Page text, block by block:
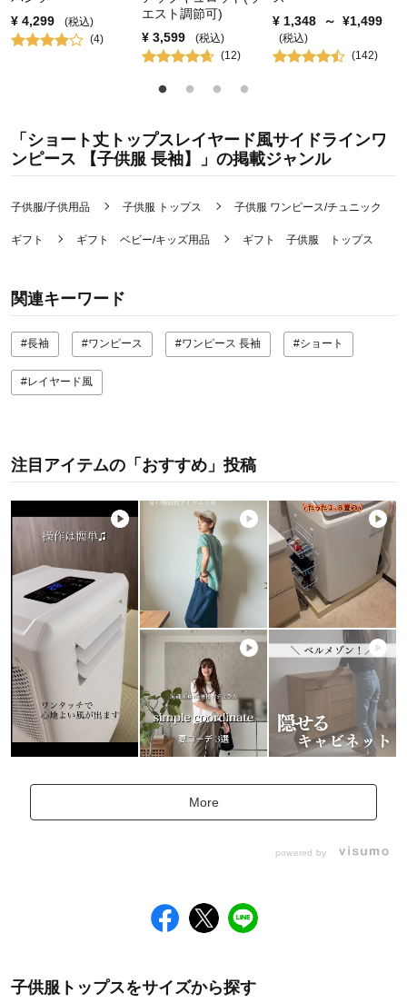
¥ 4,299
(税込)
(4)
エスト調節可)
¥ 3,599
(税込)
(12)
¥ 1,348 ～ ¥1,499
(税込)
(142)
「ショート丈トップスレイヤード風サイドラインワ
ンピース 【子供服 長袖】」の掲載ジャンル
子供服/子供用品 子供服 トップス 子供服 ワンピース/チュニック
ギフト ギフト ベビー/キッズ用品 ギフト 子供服 トップス
関連キーワード
#長袖 #ワンピース #ワンピース 長袖 #ショート
#レイヤード風
注目アイテムの「おすすめ」投稿
More
powered by
子供服トップスをサイズから探す